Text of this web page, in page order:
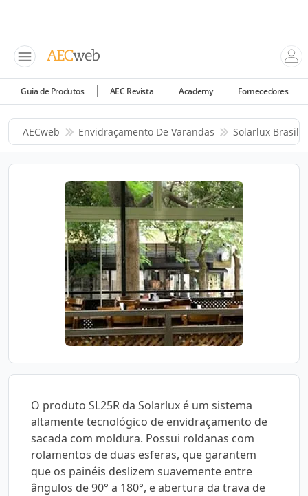
Guia de Produtos AEC Revista Academy Fornecedores
AECweb Envidraçamento De Varandas Solarlux Brasil
O produto SL25R da Solarlux é um sistema
altamente tecnológico de envidraçamento de
sacada com moldura. Possui roldanas com
rolamentos de duas esferas, que garantem
que os painéis deslizem suavemente entre
ângulos de 90° a 180°, e abertura da trava de